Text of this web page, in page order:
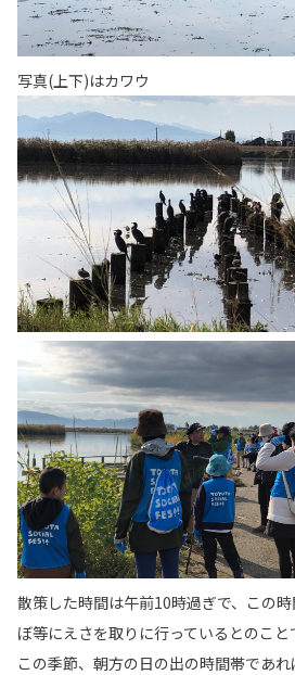
写真(上下)はカワウ
散策した時間は午前10時過ぎで、この
ぼ等にえさを取りに行っているとのこと
この季節、朝方の日の出の時間帯であ